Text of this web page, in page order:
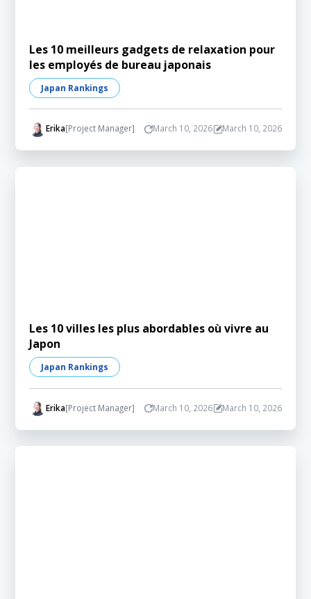
Les 10 meilleurs gadgets de relaxation pour
les employés de bureau japonais
Japan Rankings
Erika[Project Manager] March 10, 2026 March 10, 2026
Les 10 villes les plus abordables où vivre au
Japon
Japan Rankings
Erika[Project Manager] March 10, 2026 March 10, 2026